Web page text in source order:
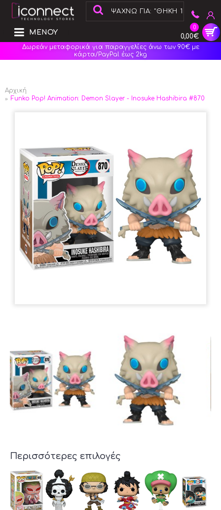
0
0,00€
ΜΕΝΟΥ
Δωρεάν μεταφορικά για παραγγελίες άνω των 90€ με
κάρτα/PayPal έως 2kg
Αρχική
Funko Pop! Animation: Demon Slayer - Inosuke Hashibira #870
Περισσότερες επιλογές